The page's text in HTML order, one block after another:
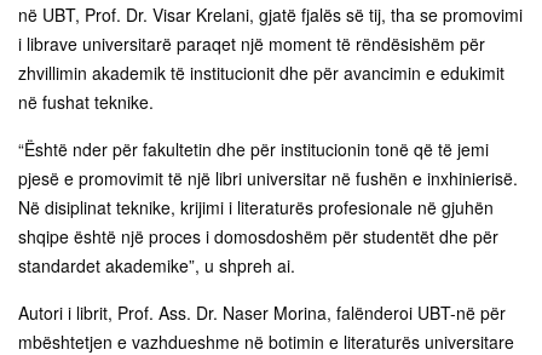
në UBT, Prof. Dr. Visar Krelani, gjatë fjalës së tij, tha se promovimi
i librave universitarë paraqet një moment të rëndësishëm për
zhvillimin akademik të institucionit dhe për avancimin e edukimit
në fushat teknike.
“Është nder për fakultetin dhe për institucionin tonë që të jemi
pjesë e promovimit të një libri universitar në fushën e inxhinierisë.
Në disiplinat teknike, krijimi i literaturës profesionale në gjuhën
shqipe është një proces i domosdoshëm për studentët dhe për
standardet akademike”, u shpreh ai.
Autori i librit, Prof. Ass. Dr. Naser Morina, falënderoi UBT-në për
mbështetjen e vazhdueshme në botimin e literaturës universitare